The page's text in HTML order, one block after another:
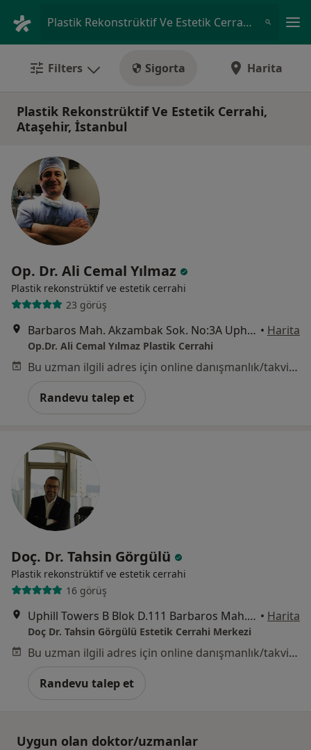
Plastik Rekonstrüktif Ve Estetik Cerrahi • Ataşehir, Istanbul
Filters Sigorta Harita
Plastik Rekonstrüktif Ve Estetik Cerrahi,
Ataşehir, İstanbul
Op. Dr. Ali Cemal Yılmaz
Plastik rekonstrüktif ve estetik cerrahi
23 görüş
Barbaros Mah. Akzambak Sok. No:3A Uphıll Towers B Kule Daire: 141, İstanbul • Harita
Op.Dr. Ali Cemal Yılmaz Plastik Cerrahi
Bu uzman ilgili adres için online danışmanlık/takvim sunmuyor.
Randevu talep et
Doç. Dr. Tahsin Görgülü
Plastik rekonstrüktif ve estetik cerrahi
16 görüş
Uphill Towers B Blok D.111 Barbaros Mah. Akzambak sok. No:3, İstanbul • Harita
Doç Dr. Tahsin Görgülü Estetik Cerrahi Merkezi
Bu uzman ilgili adres için online danışmanlık/takvim sunmuyor.
Randevu talep et
Uygun olan doktor/uzmanlar